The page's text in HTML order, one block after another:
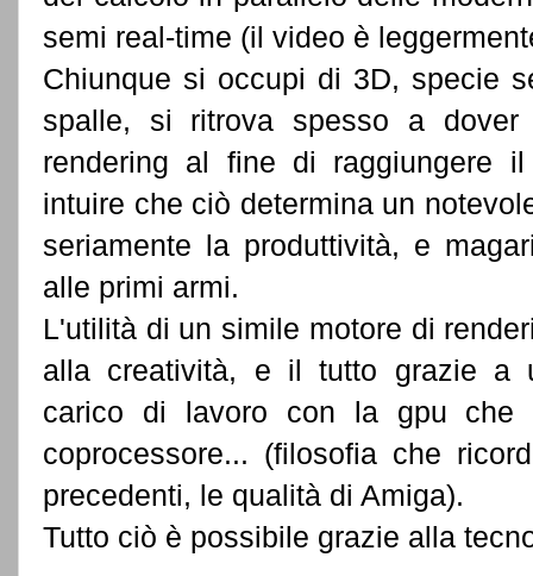
semi real-time (il video è
Chiunque si occupi di 3D, specie
spalle, si ritrova spesso a
rendering al fine di raggiungere
intuire che ciò determina un
seriamente la produttività, e
alle primi armi.
L'utilità di un simile motore di
alla creatività, e il tutto grazie a
carico di lavoro con la gpu che
coprocessore... (filosofia che
precedenti, le qualità di Amiga).
Tutto ciò è possibile grazie alla